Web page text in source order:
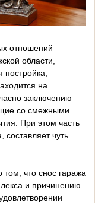
отношений
области,
постройка,
на
заключению
со смежными
При этом часть
составляет чуть
что снос гаража
и причинению